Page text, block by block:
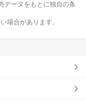
データをもとに独自の条
場合があります。